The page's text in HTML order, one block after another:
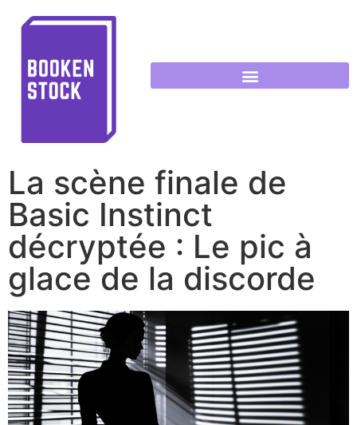
La scène finale de
Basic Instinct
décryptée : Le pic à
glace de la discorde